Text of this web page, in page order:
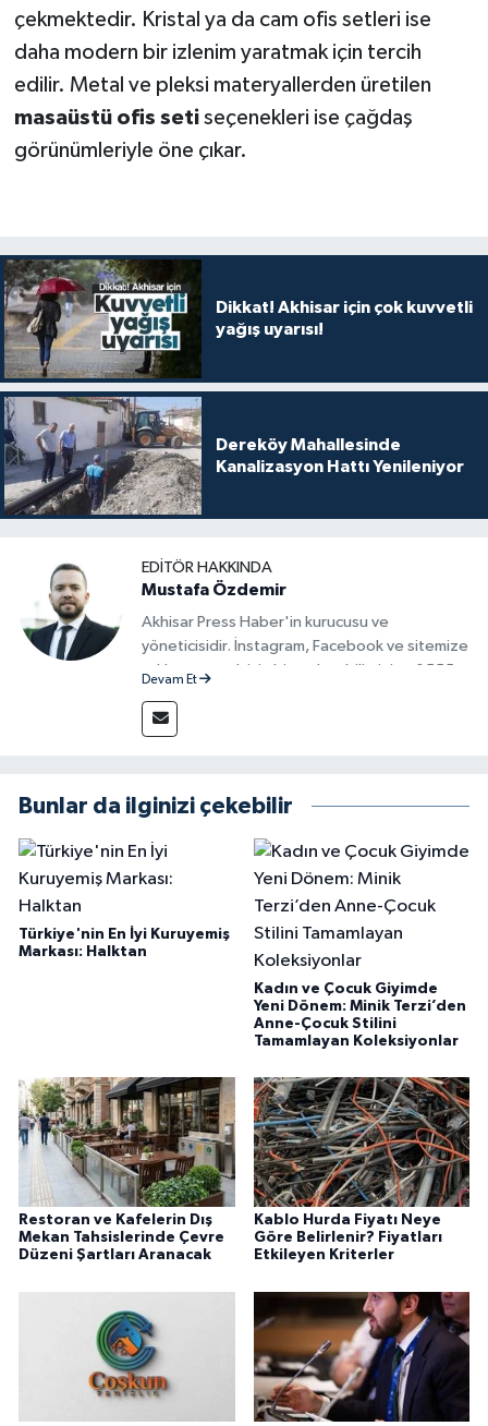
çekmektedir. Kristal ya da cam ofis setleri ise
daha modern bir izlenim yaratmak için tercih
edilir. Metal ve pleksi materyallerden üretilen
masaüstü ofis setiseçenekleri ise çağdaş
görünümleriyle öne çıkar.
Dikkat! Akhisar için çok kuvvetli
yağış uyarısı!
Dereköy Mahallesinde
Kanalizasyon Hattı Yenileniyor
EDITÖR HAKKINDA
Mustafa Özdemir
Akhisar Press Haber'in kurucusu ve
yöneticisidir. İnstagram, Facebook ve sitemize
reklam vermek için bize ulaşabilirsiniz - 0555
Devam Et
Bunlar da ilginizi çekebilir
Türkiye'nin En İyi Kuruyemiş
Markası: Halktan
Kadın ve Çocuk Giyimde
Yeni Dönem: Minik Terzi’den
Anne-Çocuk Stilini
Tamamlayan Koleksiyonlar
Restoran ve Kafelerin Dış
Mekan Tahsislerinde Çevre
Düzeni Şartları Aranacak
Kablo Hurda Fiyatı Neye
Göre Belirlenir? Fiyatları
Etkileyen Kriterler